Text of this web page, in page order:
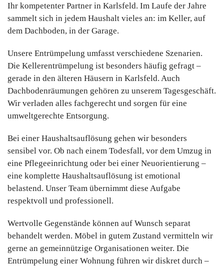
Ihr kompetenter Partner in Karlsfeld. Im Laufe der Jahre
sammelt sich in jedem Haushalt vieles an: im Keller, auf
dem Dachboden, in der Garage.
Unsere Entrümpelung umfasst verschiedene Szenarien.
Die Kellerentrümpelung ist besonders häufig gefragt –
gerade in den älteren Häusern in Karlsfeld. Auch
Dachbodenräumungen gehören zu unserem Tagesgeschäft.
Wir verladen alles fachgerecht und sorgen für eine
umweltgerechte Entsorgung.
Bei einer Haushaltsauflösung gehen wir besonders
sensibel vor. Ob nach einem Todesfall, vor dem Umzug in
eine Pflegeeinrichtung oder bei einer Neuorientierung –
eine komplette Haushaltsauflösung ist emotional
belastend. Unser Team übernimmt diese Aufgabe
respektvoll und professionell.
Wertvolle Gegenstände können auf Wunsch separat
behandelt werden. Möbel in gutem Zustand vermitteln wir
gerne an gemeinnützige Organisationen weiter. Die
Entrümpelung einer Wohnung führen wir diskret durch –